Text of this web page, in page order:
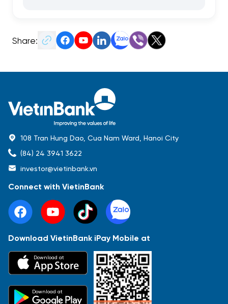
Báo cáo tài chính Thông tin giao dịch
Sự kiện
Share:
108 Tran Hung Dao, Cua Nam Ward, Hanoi City
(84) 24 3941 3622
investor@vietinbank.vn
Connect with VietinBank
Download VietinBank iPay Mobile at
Download at
Download at